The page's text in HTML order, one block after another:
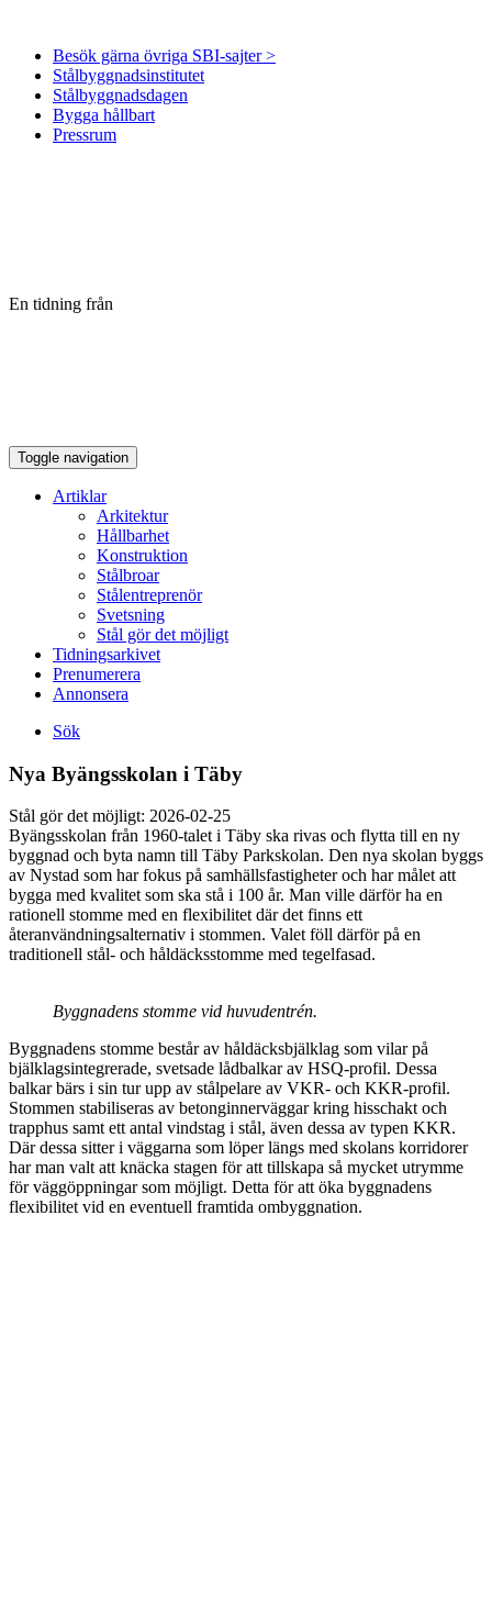
Besök gärna övriga SBI-sajter >
Stålbyggnadsinstitutet
Stålbyggnadsdagen
Bygga hållbart
Pressrum
En tidning från
Toggle navigation
Artiklar
Arkitektur
Hållbarhet
Konstruktion
Stålbroar
Stålentreprenör
Svetsning
Stål gör det möjligt
Tidningsarkivet
Prenumerera
Annonsera
Sök
Nya Byängsskolan i Täby
Stål gör det möjligt: 2026-02-25
Byängsskolan från 1960-talet i Täby ska rivas och flytta till en ny
byggnad och byta namn till Täby Parkskolan. Den nya skolan byggs
av Nystad som har fokus på samhällsfastigheter och har målet att
bygga med kvalitet som ska stå i 100 år. Man ville därför ha en
rationell stomme med en flexibilitet där det finns ett
återanvändningsalternativ i stommen. Valet föll därför på en
traditionell stål- och håldäcksstomme med tegelfasad.
Byggnadens stomme vid huvudentrén.
Byggnadens stomme består av håldäcksbjälklag som vilar på
bjälklagsintegrerade, svetsade lådbalkar av HSQ-profil. Dessa
balkar bärs i sin tur upp av stålpelare av VKR- och KKR-profil.
Stommen stabiliseras av betonginnerväggar kring hisschakt och
trapphus samt ett antal vindstag i stål, även dessa av typen KKR.
Där dessa sitter i väggarna som löper längs med skolans korridorer
har man valt att knäcka stagen för att tillskapa så mycket utrymme
för väggöppningar som möjligt. Detta för att öka byggnadens
flexibilitet vid en eventuell framtida ombyggnation.